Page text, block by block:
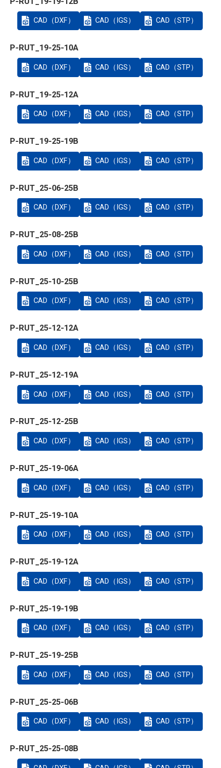
CAD（DXF） CAD（IGS） CAD（STP）
P-RUT_19-25-10A
CAD（DXF） CAD（IGS） CAD（STP）
P-RUT_19-25-12A
CAD（DXF） CAD（IGS） CAD（STP）
P-RUT_19-25-19B
CAD（DXF） CAD（IGS） CAD（STP）
P-RUT_25-06-25B
CAD（DXF） CAD（IGS） CAD（STP）
P-RUT_25-08-25B
CAD（DXF） CAD（IGS） CAD（STP）
P-RUT_25-10-25B
CAD（DXF） CAD（IGS） CAD（STP）
P-RUT_25-12-12A
CAD（DXF） CAD（IGS） CAD（STP）
P-RUT_25-12-19A
CAD（DXF） CAD（IGS） CAD（STP）
P-RUT_25-12-25B
CAD（DXF） CAD（IGS） CAD（STP）
P-RUT_25-19-06A
CAD（DXF） CAD（IGS） CAD（STP）
P-RUT_25-19-10A
CAD（DXF） CAD（IGS） CAD（STP）
P-RUT_25-19-12A
CAD（DXF） CAD（IGS） CAD（STP）
P-RUT_25-19-19B
CAD（DXF） CAD（IGS） CAD（STP）
P-RUT_25-19-25B
CAD（DXF） CAD（IGS） CAD（STP）
P-RUT_25-25-06B
CAD（DXF） CAD（IGS） CAD（STP）
P-RUT_25-25-08B